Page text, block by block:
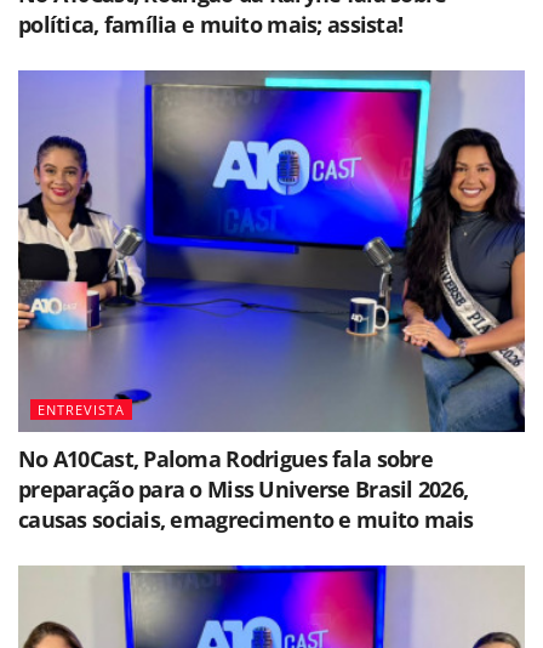
política, família e muito mais; assista!
ENTREVISTA
No A10Cast, Paloma Rodrigues fala sobre
preparação para o Miss Universe Brasil 2026,
causas sociais, emagrecimento e muito mais